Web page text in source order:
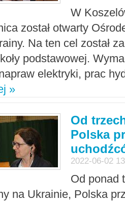
W
został otwarty
Na ten cel został
podstawowej.
elektryki, prac
»
Od
Polska
2022-06-02
Od ponad
na Ukrainie, Polska